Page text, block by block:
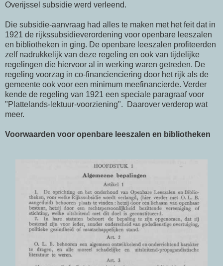
Overijssel subsidie werd verleend.
Die subsidie-aanvraag had alles te maken met het feit dat in
1921 de rijkssubsidieverordening voor openbare leeszalen
en bibliotheken in ging. De openbare leeszalen profiteerden
zelf nadrukkelijk van deze regeling en ook van tijdelijke
regelingen die hiervoor al in werking waren getreden. De
regeling voorzag in co-financienciering door het rijk als de
gemeente ook voor een minimum meefinancierde. Verder
kende de regeling van 1921 een speciale paragraaf voor
"Plattelands-lektuur-voorziening". Daarover verderop wat
meer.
Voorwaarden voor openbare leeszalen en bibliotheken